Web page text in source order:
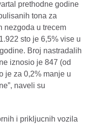
prethodne godine
tona za
nezgoda u trecem
sto je 6,5% vise u
Broj nastradalih
iznosio je 847 (od
je za 0,2% manje u
naveli su
i prikljucnih vozila